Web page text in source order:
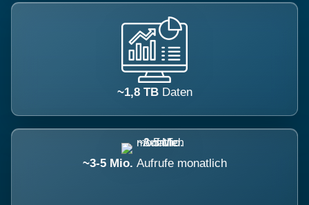
~1,8 TB Daten
~3-5 Mio. Aufrufe monatlich